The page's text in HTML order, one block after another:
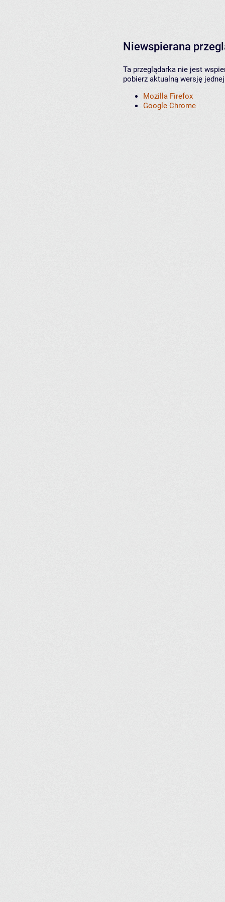
Niewspierana
Ta przeglądarka nie jest
pobierz aktualną wersję
Mozilla Firefox
Google Chrome